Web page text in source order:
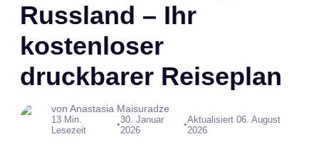
Russland – Ihr
kostenloser
druckbarer Reiseplan
von Anastasia Maisuradze
13 Min.
Lesezeit
•30. Januar
2026
•Aktualisiert 06. August
2026